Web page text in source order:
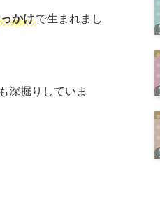
かけで生まれまし
深掘りしていま